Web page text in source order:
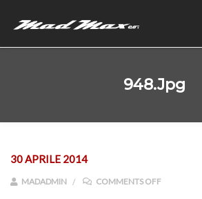
948.jpg
30 APRILE 2014
MADADMIN COMMENTS OFFON 948.JPG